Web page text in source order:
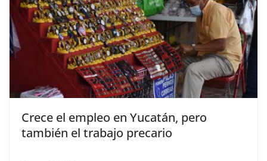
Crece el empleo en Yucatán, pero
también el trabajo precario